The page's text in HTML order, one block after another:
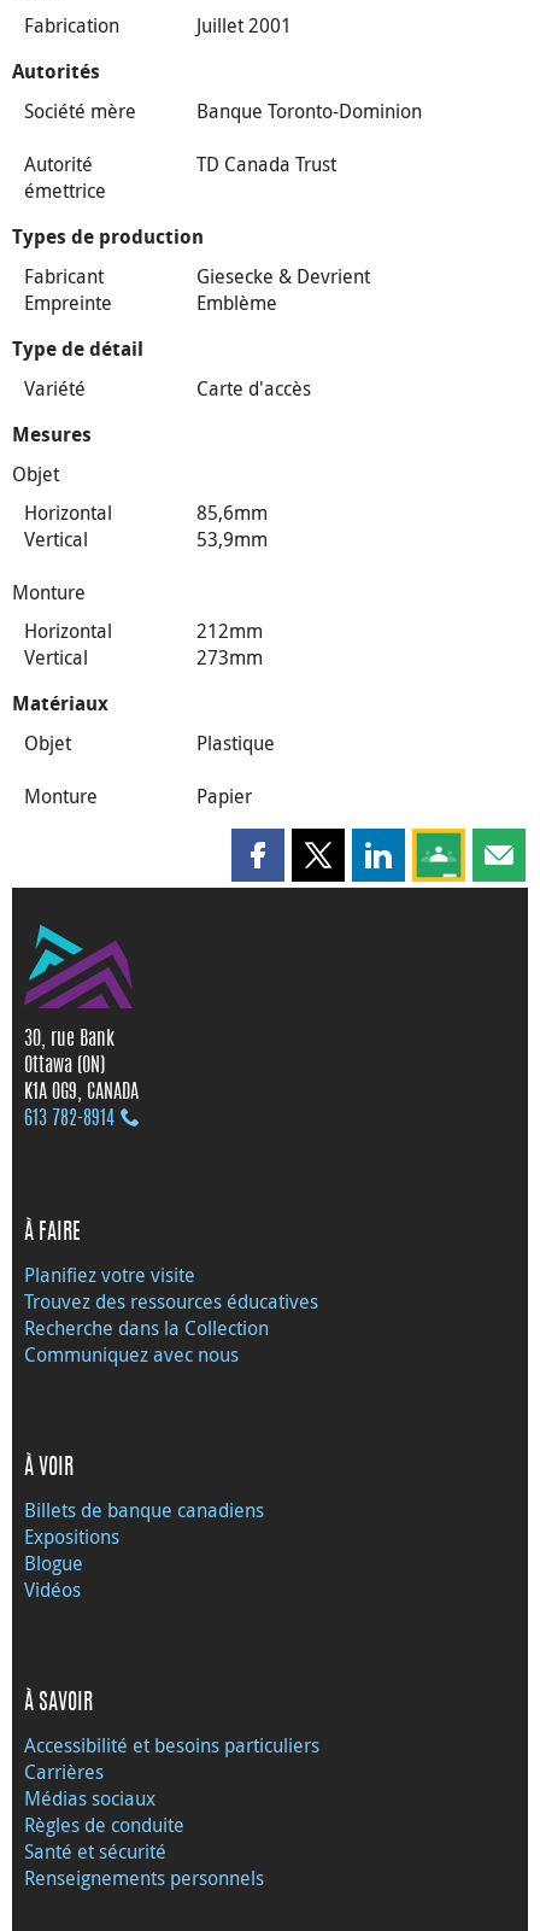
Fabrication Juillet 2001
Autorités
Société mère
Banque Toronto-Dominion
Autorité
émettrice
TD Canada Trust
Types de production
Fabricant
Giesecke & Devrient
Empreinte
Emblème
Type de détail
Variété Carte d'accès
Mesures
Objet
Horizontal
85,6mm
Vertical
53,9mm
Monture
Horizontal
212mm
Vertical
273mm
Matériaux
Objet
Plastique
Monture
Papier
Partager cette page sur
Partager cette page sur X
Partager cette
Partagez
30, rue Bank
Ottawa (ON)
K1A 0G9, CANADA
613 782‑8914
À FAIRE
Planifiez votre visite
Trouvez des ressources éducatives
Recherche dans la Collection
Communiquez avec nous
À VOIR
Billets de banque canadiens
Expositions
Blogue
Vidéos
À SAVOIR
Accessibilité et besoins particuliers
Carrières
Médias sociaux
Règles de conduite
Santé et sécurité
Renseignements personnels